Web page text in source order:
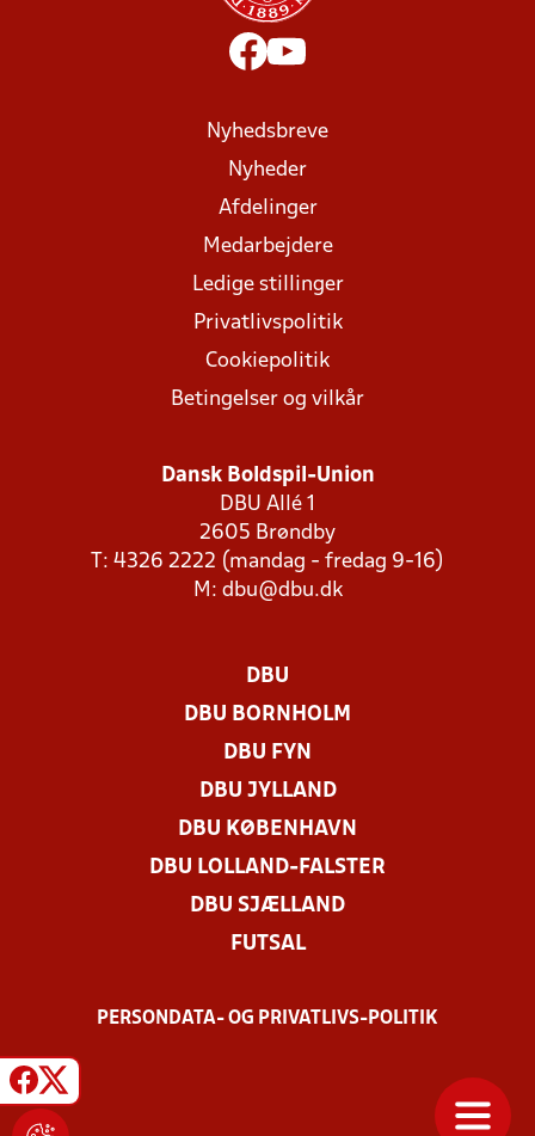
Nyhedsbreve
Nyheder
Afdelinger
Medarbejdere
Ledige stillinger
Privatlivspolitik
Cookiepolitik
Betingelser og vilkår
Dansk Boldspil-Union
DBU Allé 1
2605 Brøndby
T: 4326 2222 (mandag - fredag 9-16)
M: dbu@dbu.dk
DBU
DBU BORNHOLM
DBU FYN
DBU JYLLAND
DBU KØBENHAVN
DBU LOLLAND-FALSTER
DBU SJÆLLAND
FUTSAL
PERSONDATA- OG PRIVATLIVS-POLITIK